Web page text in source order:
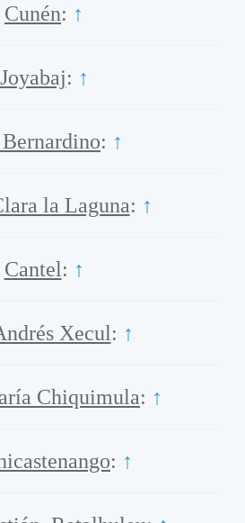
Cunén: ↑
Joyabaj: ↑
Bernardino: ↑
la Laguna: ↑
Cantel: ↑
Xecul: ↑
Chiquimula: ↑
: ↑